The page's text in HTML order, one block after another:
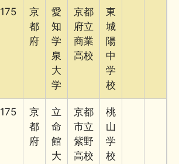
175
京
都
府
愛
知
学
泉
大
学
京都
府立
商業
高校
東
城
陽
中
学
校
175
京
都
府
立
命
館
大
京都
市立
紫野
高校
桃
山
学
校